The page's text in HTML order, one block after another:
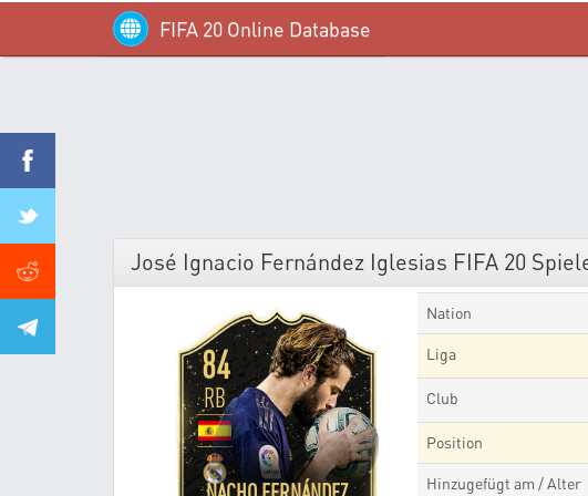
FIFA 20 Online Database
José Ignacio Fernández Iglesias FIFA 20
84
RB
Nation
Liga
Club
Position
Hinzugefügt am / Alter